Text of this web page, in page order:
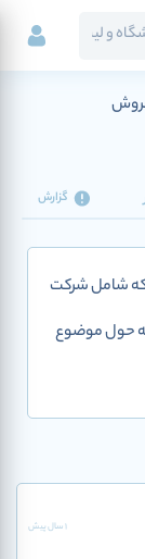
گزارش
که شامل شرکت
حول موضوع
1 سال پیش